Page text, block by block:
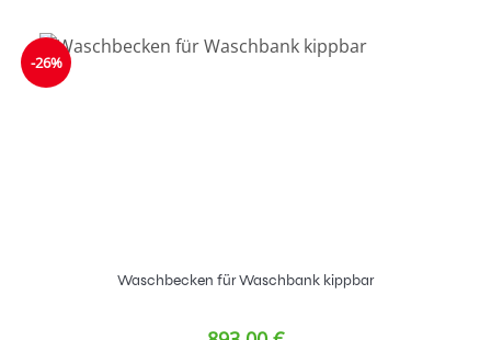
-26%
Waschbecken für Waschbank kippbar